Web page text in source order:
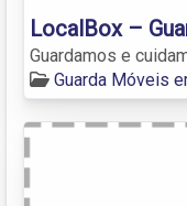
LocalBox –
Guardamos e
Guarda Móveis